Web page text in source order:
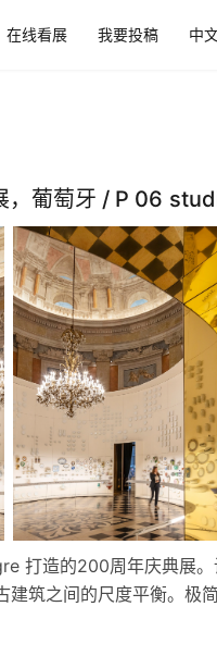
在线看展 我要投稿 中
，葡萄牙 / P 06
打造的200周年庆典展
筑之间的尺度平衡。极